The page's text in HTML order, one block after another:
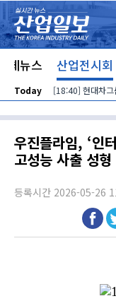
본문 바로가기
체뉴스 산업전시회
Today [18:40] 현대차그
우진플라임, ‘인
고성능 사출 성
등록시간 2026-05-26